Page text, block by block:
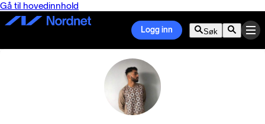
Gå til hovedinnhold
Logg inn Søk